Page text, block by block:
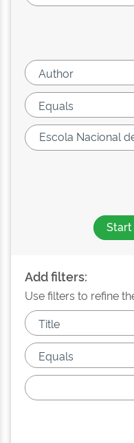
Start
Add filters:
Use filters to refine